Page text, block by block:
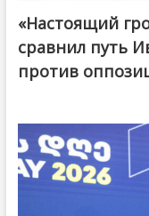
@ქართული ოცნება /
«Настоящий
сравнил путь
против